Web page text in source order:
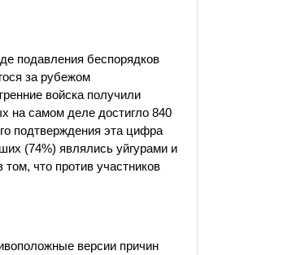
подавления беспорядков
за рубежом
войска получили
на самом деле достигло 840
подтверждения эта цифра
(74%) являлись уйгурами и
что против участников
версии причин